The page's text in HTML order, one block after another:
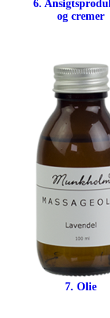
6.
og cremer
7. Olie